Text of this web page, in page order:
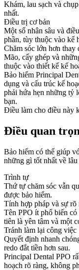
Khám, lau sạch và
nhất.
Điều trị cơ bản
Một số nhân sâu và
phần, tùy thuộc vào kế
Chăm sóc lớn hơn thay
Mão, cấy ghép và
thuộc vào thiết kế kế
Bảo hiểm Principal
dụng và cấu trúc kế
phải hứa hẹn những tỷ
bạn.
Điều làm cho điều này
Điều quan
Bảo hiểm có thể giúp
những gì tốt nhất về lâu
Trình tự
Thứ tự chăm sóc vẫn
được bảo hiểm.
Tính hợp pháp và sự rõ
Tên PPO ít phổ biến
tiên là yên tâm và một
Tránh làm lại công việc
Quyết định nhanh
redo đắt tiền hơn sau.
Principal Dental PPO
hoạch rõ ràng, không